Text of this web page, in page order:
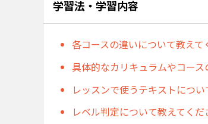
学習法・学習内容
各コースの違いについて教えて
具体的なカリキュラムやコー
レッスンで使うテキストにつ
レベル判定について教えてくだ